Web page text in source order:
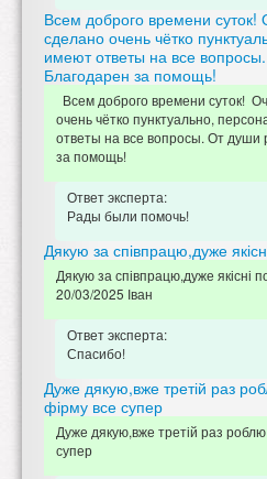
Всем доброго времени суток!
сделано очень чётко
имеют ответы на все
Благодарен за помощь!
Всем доброго времени суток!
очень чётко пунктуально,
ответы на все вопросы. От души
за помощь!
Ответ эксперта:
Рады были помочь!
Дякую за співпрацю,дуже
Дякую за співпрацю,дуже якісні
20/03/2025 Іван
Ответ эксперта:
Спасибо!
Дуже дякую,вже третій раз
фірму все супер
Дуже дякую,вже третій раз
супер